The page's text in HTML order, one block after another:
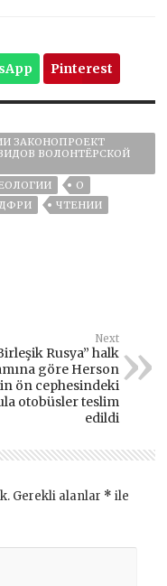
Pinterest
ЗАКОНОПРОЕКТ
ВОЛОНТЁРСКОЙ
О
ЧТЕНИИ
Next
Rusya” halk
göre Herson
ön cephesindeki
otobüsler teslim
edildi
Gerekli alanlar * ile